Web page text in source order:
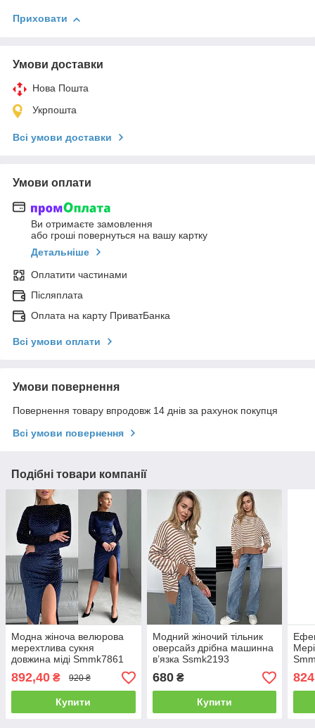
Приховати
Умови доставки
Нова Пошта
Укрпошта
Всі умови доставки
Умови оплати
Ви отримаєте замовлення
або гроші повернуться на вашу картку
Детальніше
Оплатити частинами
Післяплата
Оплата на карту ПриватБанка
Всі умови оплати
Умови повернення
Повернення товару впродовж 14 днів за рахунок покупця
Всі умови повернення
Подібні товари компанії
Модна жіноча велюрова
мерехтлива сукня
довжина міді Smmk7861
892,40 ₴ 920 ₴
Купити
Модний жіночий тільник
оверсайз дрібна машинна
в’язка Ssmk2193
680₴
Купити